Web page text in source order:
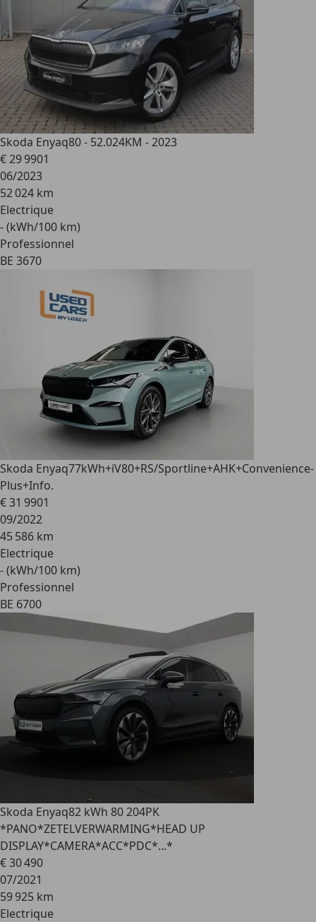
Skoda Enyaq80 - 52.024KM - 2023
€ 29 9901
06/2023
52 024 km
Electrique
- (kWh/100 km)
Professionnel
BE 3670
Skoda Enyaq77kWh+iV80+RS/Sportline+AHK+Convenience-
Plus+Info.
€ 31 9901
09/2022
45 586 km
Electrique
- (kWh/100 km)
Professionnel
BE 6700
Skoda Enyaq82 kWh 80 204PK
*PANO*ZETELVERWARMING*HEAD UP
DISPLAY*CAMERA*ACC*PDC*...*
€ 30 490
07/2021
59 925 km
Electrique